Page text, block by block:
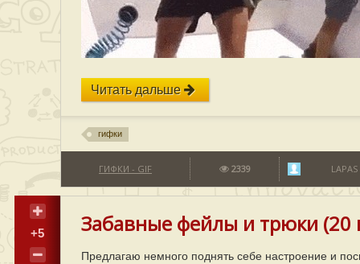
Читать дальше
гифки
ГИФКИ - GIF 2339 LAPAS
+5 Забавные фейлы и трюки (20
Предлагаю немного поднять себе настроение и